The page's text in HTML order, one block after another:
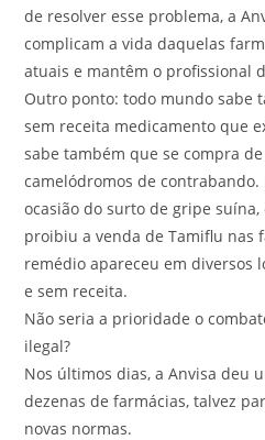
de resolver esse problema, a
complicam a vida daquelas
atuais e mantêm o profissional
Outro ponto: todo mundo sabe
sem receita medicamento que
sabe também que se compra
camelódromos de
ocasião do surto de gripe
proibiu a venda de Tamiflu nas
remédio apareceu em diversos
e sem receita.
Não seria a prioridade o
ilegal?
Nos últimos dias, a Anvisa deu
dezenas de farmácias, talvez
novas normas.